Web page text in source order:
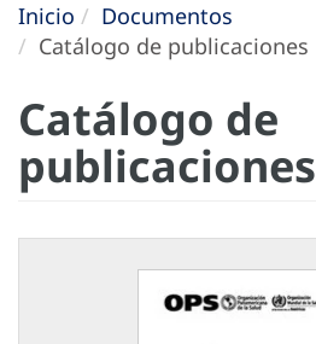
Inicio
Documentos
Catálogo de publicaciones
Catálogo de
publicaciones